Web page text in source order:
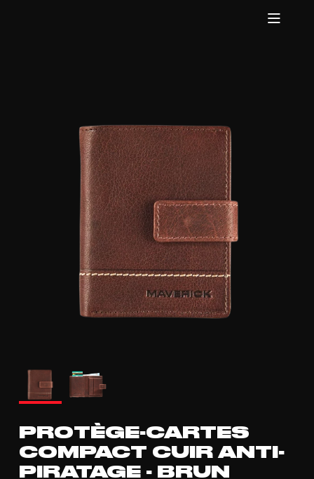
PROTÈGE-CARTES
COMPACT CUIR ANTI-
PIRATAGE - BRUN